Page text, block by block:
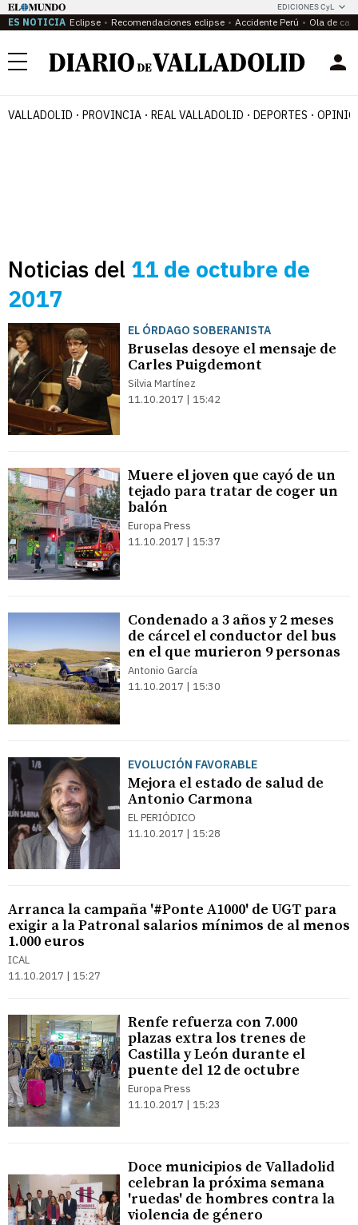
EDICIONES CyL
ES NOTICIA Eclipse Recomendaciones eclipse Accidente Perú Ola de
Menú
VALLADOLID PROVINCIA REAL VALLADOLID DEPORTES
Noticias del 11 de octubre de
2017
EL ÓRDAGO SOBERANISTA
Bruselas desoye el mensaje de
Carles Puigdemont
Silvia Martínez
11.10.2017 | 15:42
Muere el joven que cayó de un
tejado para tratar de coger un
balón
Europa Press
11.10.2017 | 15:37
Condenado a 3 años y 2 meses
de cárcel el conductor del bus
en el que murieron 9 personas
Antonio García
11.10.2017 | 15:30
EVOLUCIÓN FAVORABLE
Mejora el estado de salud de
Antonio Carmona
EL PERIÓDICO
11.10.2017 | 15:28
Arranca la campaña '#Ponte A1000' de UGT para
exigir a la Patronal salarios mínimos de al menos
1.000 euros
ICAL
11.10.2017 | 15:27
Renfe refuerza con 7.000
plazas extra los trenes de
Castilla y León durante el
puente del 12 de octubre
Europa Press
11.10.2017 | 15:23
Doce municipios de Valladolid
celebran la próxima semana
'ruedas' de hombres contra la
violencia de género